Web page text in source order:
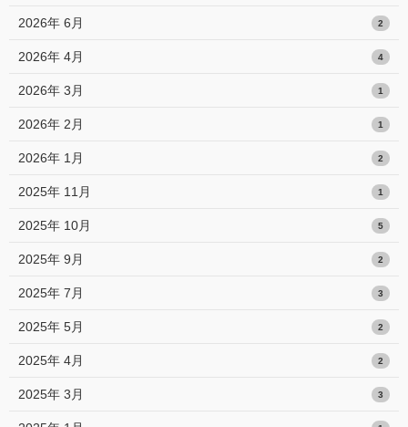
2026年 6月 2
2026年 4月 4
2026年 3月 1
2026年 2月 1
2026年 1月 2
2025年 11月 1
2025年 10月 5
2025年 9月 2
2025年 7月 3
2025年 5月 2
2025年 4月 2
2025年 3月 3